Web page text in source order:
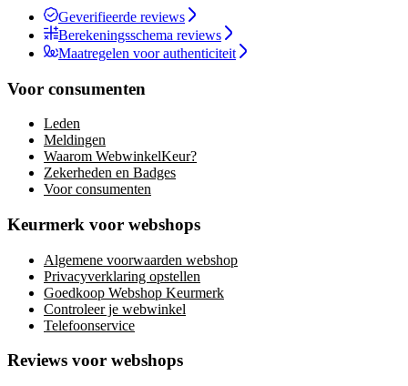
Geverifieerde reviews
Berekeningsschema reviews
Maatregelen voor authenticiteit
Voor consumenten
Leden
Meldingen
Waarom WebwinkelKeur?
Zekerheden en Badges
Voor consumenten
Keurmerk voor webshops
Algemene voorwaarden webshop
Privacyverklaring opstellen
Goedkoop Webshop Keurmerk
Controleer je webwinkel
Telefoonservice
Reviews voor webshops